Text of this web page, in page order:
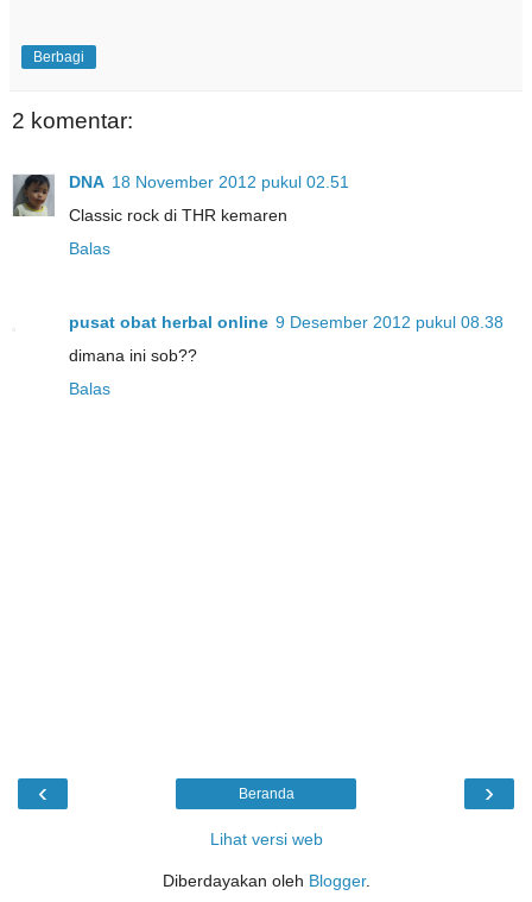
Berbagi
2 komentar:
DNA 18 November 2012 pukul 02.51
Classic rock di THR kemaren
Balas
pusat obat herbal online 9 Desember 2012 pukul 08.38
dimana ini sob??
Balas
‹ ›
Beranda
Lihat versi web
Diberdayakan oleh Blogger.